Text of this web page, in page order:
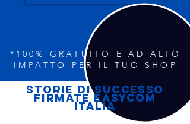
*100% GRATUITO E AD ALTO
IMPATTO PER IL TUO SHOP
Storie di successo
firmate easycom
italia